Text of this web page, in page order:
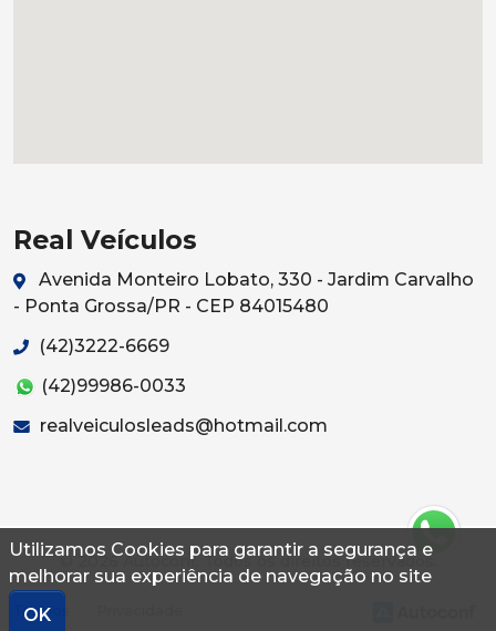
Utilizamos Cookies para garantir a segurança e
melhorar sua experiência de navegação no site
OK
Real Veículos
Avenida Monteiro Lobato, 330 - Jardim Carvalho
- Ponta Grossa/PR - CEP 84015480
(42)3222-6669
(42)99986-0033
realveiculosleads@hotmail.com
© 2026 Autoconf. Todos os direitos reservados.
Termos